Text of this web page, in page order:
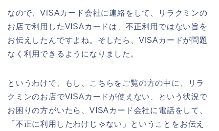
なので、VISAカード会社に連絡をして、リラクミンの
お店で利用したVISAカードは、不正利用ではない旨を
お伝えしたんですよね。そしたら、VISAカードが問題
なく利用できるようになりました。
というわけで、もし、こちらをご覧の方の中に、リラ
クミンのお店でVISAカードが使えない、という状況で
お困りの方がいたら、VISAカード会社に電話をして、
「不正に利用したわけじゃない」ということをお伝え